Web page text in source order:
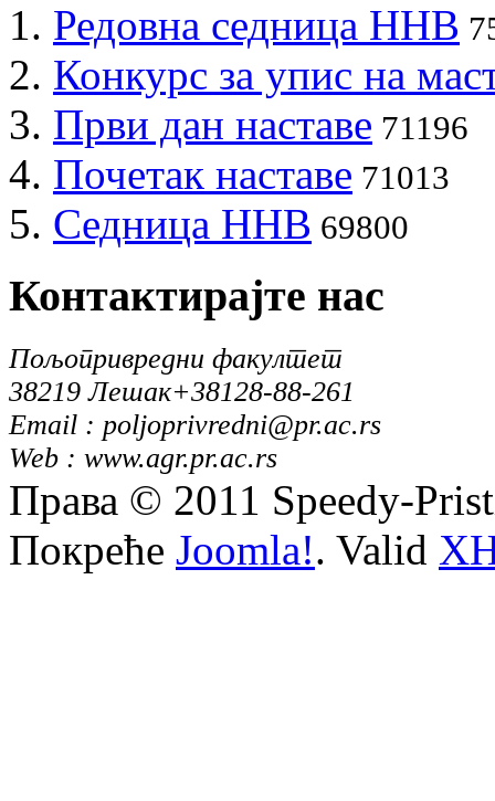
Редовна седница ННВ
Конкурс за упис на
Први дан наставе 71196
Почетак наставе 71013
Седница ННВ 69800
Контактирајте нас
Пољопривредни факултет
38219 Лешак+38128-88-261
Email : poljoprivredni@pr.ac.rs
Web : www.agr.pr.ac.rs
Права © 2011 Speedy-
Покреће Joomla!. Valid